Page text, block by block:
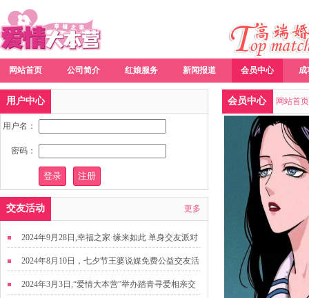
网站首页 公司简介 红娘服务 新闻报道 会员中心 成
会员中心 网站首页
用户中心
用户名：
密码：
交友活动 更多
2024年9月28日,幸福之家·缘来如此 单身交友派对
2024年8月10日，七夕节王婆说媒免费公益交友活
动
2024年3月3日,“爱情大本营”举办踏青寻爱相亲交